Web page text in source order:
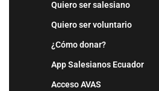
Quiero ser salesiano
Quiero ser voluntario
¿Cómo donar?
App Salesianos Ecuador
Acceso AVAS